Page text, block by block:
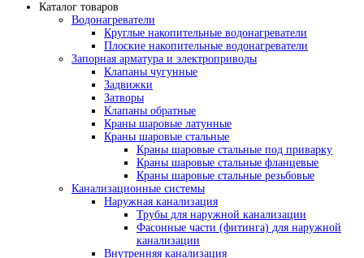
Каталог товаров
Водонагреватели
Круглые накопительные водонагреватели
Плоские накопительные водонагреватели
Запорная арматура и электроприводы
Клапаны чугунные
Задвижки
Затворы
Клапаны обратные
Краны шаровые латунные
Краны шаровые стальные
Краны шаровые стальные под приварку
Краны шаровые стальные фланцевые
Краны шаровые стальные резьбовые
Канализационные системы
Наружная канализация
Трубы для наружной канализации
Фасонные части (фитинга) для наружной
канализации
Внутренняя канализация